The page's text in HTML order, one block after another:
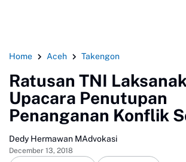
Home Aceh Takengon
Ratusan TNI
Upacara Penutupan
Penanganan Konflik
Dedy Hermawan MAdvokasi
December 13, 2018